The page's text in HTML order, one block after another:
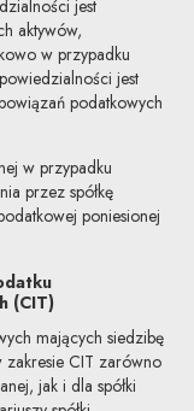
jest
aktywów,
w przypadku
jest
podatkowych
w przypadku
przez spółkę
poniesionej
(CIT)
mających siedzibę
zakresie CIT zarówno
jak i dla spółki